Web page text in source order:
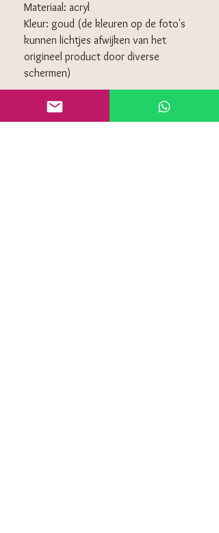
Materiaal: acryl
Kleur: goud (de kleuren op de foto's
kunnen lichtjes afwijken van het
origineel product door diverse
schermen)